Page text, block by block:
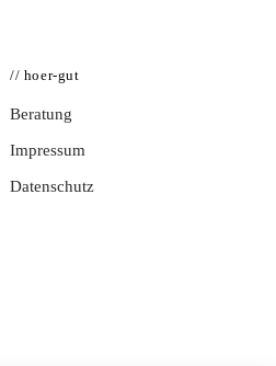
// hoer-gut
Beratung
Impressum
Datenschutz